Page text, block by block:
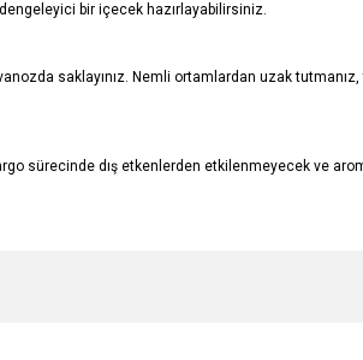
dengeleyici bir içecek hazırlayabilirsiniz.
saklayınız. Nemli ortamlardan uzak
sürecinde dış etkenlerden etkilenmeyecek ve